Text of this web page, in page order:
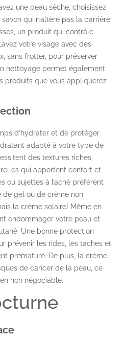
une peau sèche, choisissez
qui n’altère pas la barrière
un produit qui contrôle
votre visage avec des
sans frotter, pour préserver
nettoyage permet également
produits que vous appliquerez
d’hydrater et de protéger
adapté à votre type de
des textures riches,
qui apportent confort et
ou sujettes à l’acné préfèrent
de gel ou de crème non
la crème solaire! Même en
endommager votre peau et
Une bonne protection
prévenir les rides, les taches et
prématuré. De plus, la crème
de cancer de la peau, ce
non négociable.